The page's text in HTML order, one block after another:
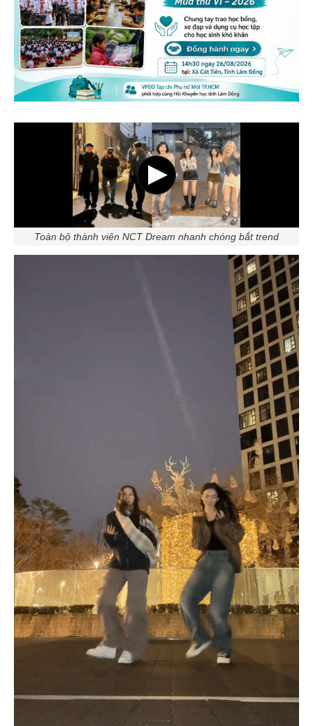
Toàn bộ thành viên NCT Dream nhanh chóng bắt trend